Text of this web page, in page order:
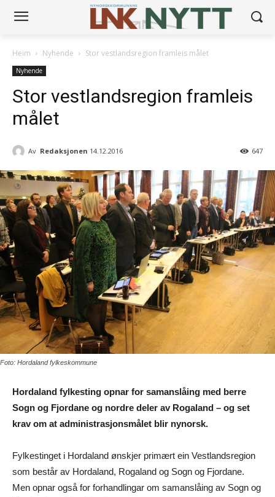
Heim Nyhende Stor vestlandsregion framleis målet
Nyhende
Stor vestlandsregion framleis
målet
Av Redaksjonen 14.12.2016 647
Foto: Hordaland fylkeskommune
Hordaland fylkesting opnar for samanslåing med berre
Sogn og Fjordane og nordre deler av Rogaland – og set
krav om at administrasjonsmålet blir nynorsk.
Fylkestinget i Hordaland ønskjer primært ein Vestlandsregion
som består av Hordaland, Rogaland og Sogn og Fjordane.
Men opnar også for forhandlingar om samanslåing av Sogn og